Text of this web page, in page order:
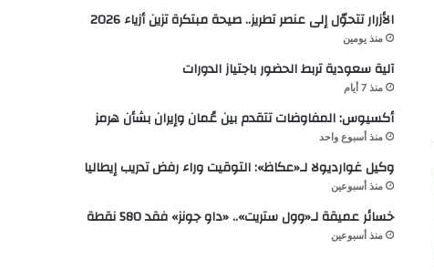
الأزرار تتحوّل إلى عنصر تطريز.. صيحة مبتكرة تزين أزياء 2026
منذ يومين
آلية سعودية تربط الحضور باجتياز الدورات
منذ 7 أيام
أكسيوس: المفاوضات تتقدم بين عُمان وإيران بشأن هرمز
منذ أسبوع واحد
وكيل غوارديولا لـ«عكاظ»: التوقيت وراء رفض تدريب إيطاليا
منذ أسبوعين
خسائر عميقة لـ«وول ستريت».. «داو جونز» فقد 580 نقطة
منذ أسبوعين